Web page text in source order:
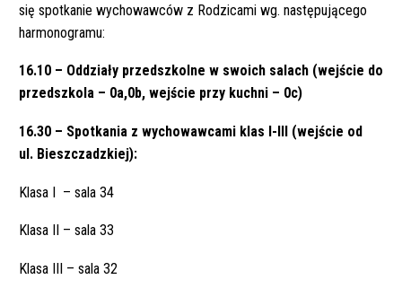
się spotkanie wychowawców z Rodzicami wg. następującego
harmonogramu:
16.10 – Oddziały przedszkolne w swoich salach (wejście do
przedszkola – 0a,0b, wejście przy kuchni – 0c)
16.30 – Spotkania z wychowawcami klas I-III (wejście od
ul. Bieszczadzkiej):
Klasa I – sala 34
Klasa II – sala 33
Klasa III – sala 32